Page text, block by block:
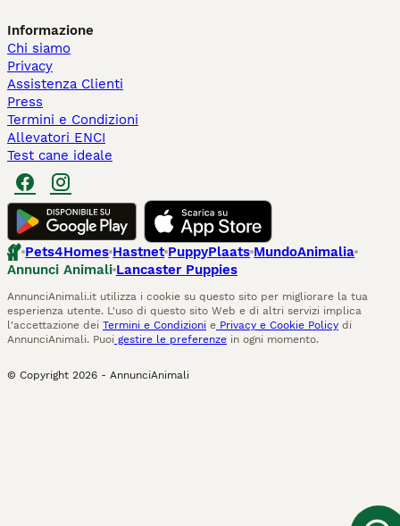
Informazione
Chi siamo
Privacy
Assistenza Clienti
Press
Termini e Condizioni
Allevatori ENCI
Test cane ideale
Pets4Homes Hastnet PuppyPlaats MundoAnimalia
Annunci Animali Lancaster Puppies
AnnunciAnimali.it utilizza i cookie su questo sito per migliorare la tua
esperienza utente. L'uso di questo sito Web e di altri servizi implica
l'accettazione dei Termini e Condizioni e Privacy e Cookie Policy di
AnnunciAnimali. Puoi gestire le preferenze in ogni momento.
© Copyright 2026 - AnnunciAnimali